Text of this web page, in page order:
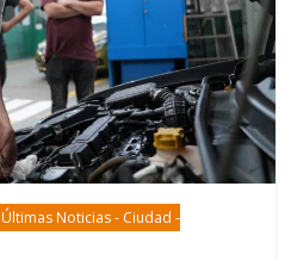
Últimas Noticias - Ciudad -